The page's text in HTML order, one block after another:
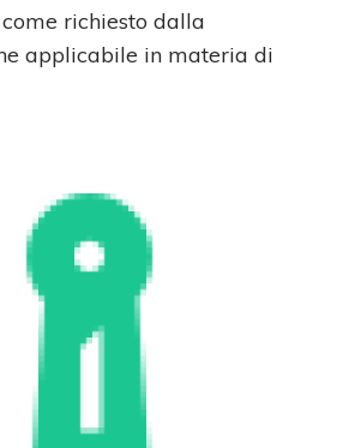
richiesto dalla
applicabile in materia di